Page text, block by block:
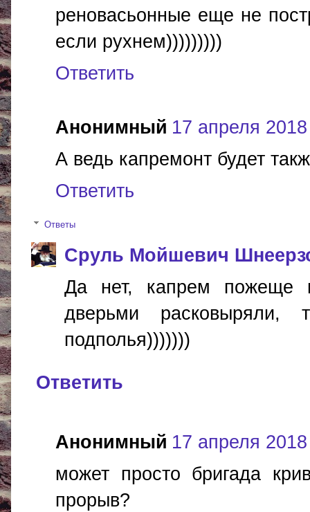
реновасьонные еще не
если рухнем)))))))))
Ответить
Анонимный 17 апреля 2018
А ведь капремонт будет
Ответить
Ответы
Сруль Мойшевич
Да нет, капрем пожеще
дверьми
подполья)))))))
Ответить
Анонимный 17 апреля 2018
может просто бригада
прорыв?